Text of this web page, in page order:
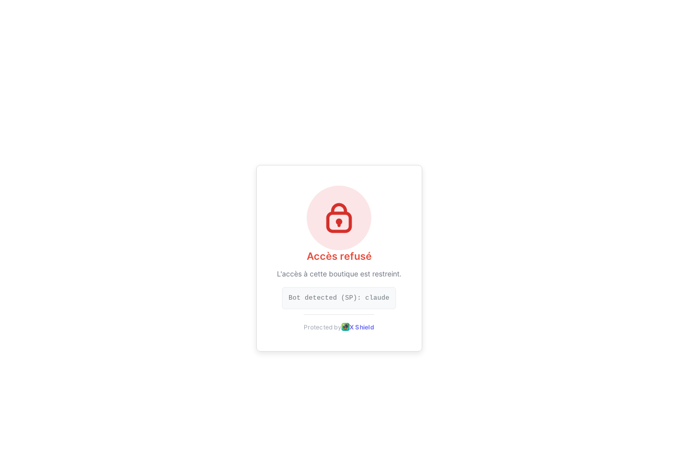
Accès refusé
L'accès à cette boutique est restreint.
Bot detected (SP): claude
Protected by X Shield